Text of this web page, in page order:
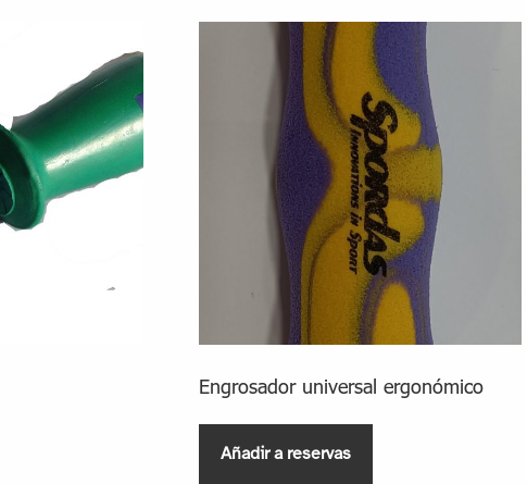
Engrosador universal ergonómico
Añadir a reservas